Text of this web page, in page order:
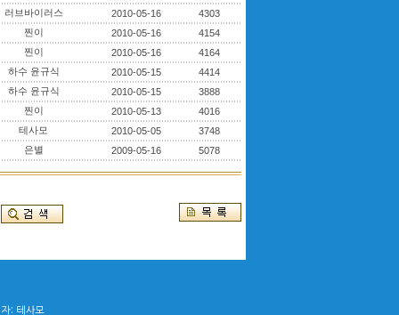
러브바이러스
2010-05-16
4303
찐이
2010-05-16
4154
찐이
2010-05-16
4164
하수 윤규식
2010-05-15
4414
하수 윤규식
2010-05-15
3888
찐이
2010-05-13
4016
테사모
2010-05-05
3748
은별
2009-05-16 5078